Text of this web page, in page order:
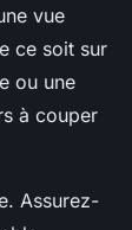
vue
ce soit sur
ou une
à couper
Assurez-